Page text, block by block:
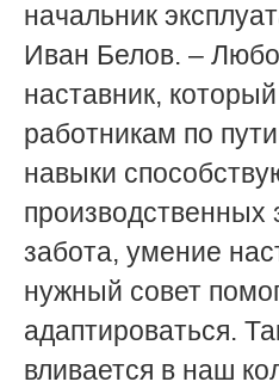
начальник
Иван Белов. –
наставник,
работникам по
навыки
производственных
забота, умение
нужный совет
адаптироваться.
вливается в наш